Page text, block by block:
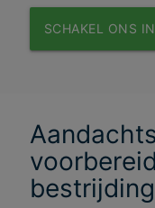
SCHAKEL ONS IN
bestrijding